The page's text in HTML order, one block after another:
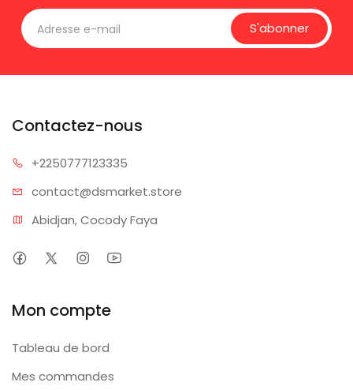
S'abonner
Contactez-nous
+2250777123335
contact@dsmarket.store
Abidjan, Cocody Faya
Mon compte
Tableau de bord
Mes commandes